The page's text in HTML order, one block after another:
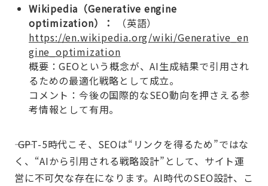
Wikipedia（Generative engine
optimization）：
（英語）
https://en.wikipedia.org/wiki/Generative_en
gine_optimization
概要：GEOという概念が、AI生成結果で引用され
るための最適化戦略として成立。
コメント：今後の国際的なSEO動向を押さえる参
考情報として有用。
―― GPT-5時代こそ、SEOは“リンクを得るため”ではな
く、“AIから引用される戦略設計”として、サイト運
営に不可欠な存在になります。AI時代のSEO設計、こ